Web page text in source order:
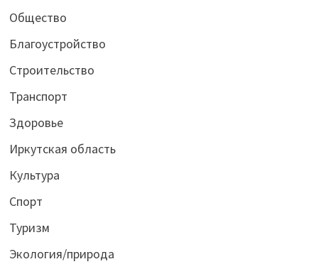
Общество
Благоустройство
Строительство
Транспорт
Здоровье
Иркутская область
Культура
Спорт
Туризм
Экология/природа